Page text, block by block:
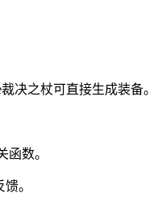
决之杖可直接生成装备。
函数。
。